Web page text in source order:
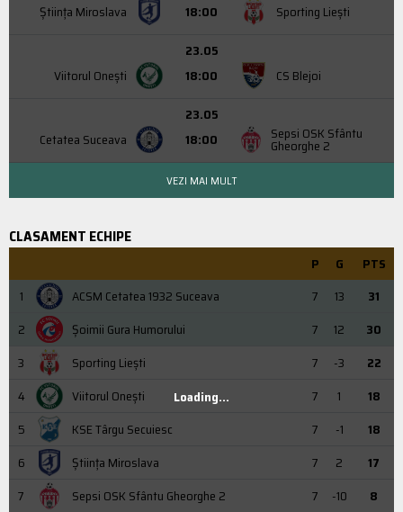
Știința Miroslava
18:00
Sporting Liești
Viitorul Onești
23.05
18:00
CS Blejoi
Cetatea Suceava
23.05
18:00
Sepsi OSK Sfântu
Gheorghe 2
VEZI MAI MULT
CLASAMENT ECHIPE
P G
PTS
1
ACSM Cetatea 1932 Suceava 7 13
31
2
Şoimii Gura Humorului 7 12
30
3
Sporting Liești 7 -3
22
4
Viitorul Onești 7 1
18
5
KSE Târgu Secuiesc 7 -1
18
6
Știința Miroslava 7 2
17
7
Sepsi OSK Sfântu Gheorghe 2 7 -10
8
Loading...